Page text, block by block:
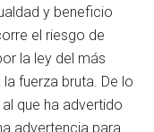
y beneficio
el riesgo de
la ley del más
fuerza bruta. De lo
que ha advertido
advertencia para